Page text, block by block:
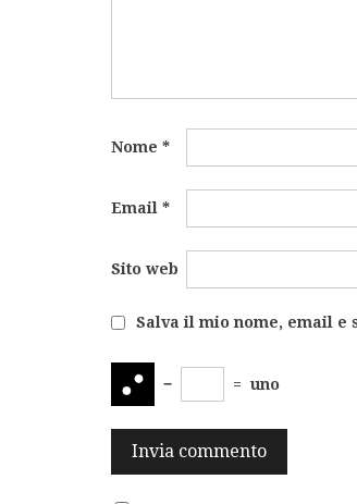
Nome *
Email *
Sito web
Salva il mio nome, email e
− = uno